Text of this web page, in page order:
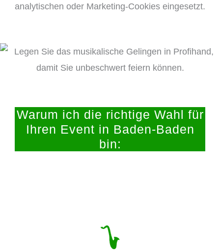
analytischen oder Marketing-Cookies eingesetzt.
Warum ich die richtige Wahl für
Ihren Event in Baden-Baden
bin: